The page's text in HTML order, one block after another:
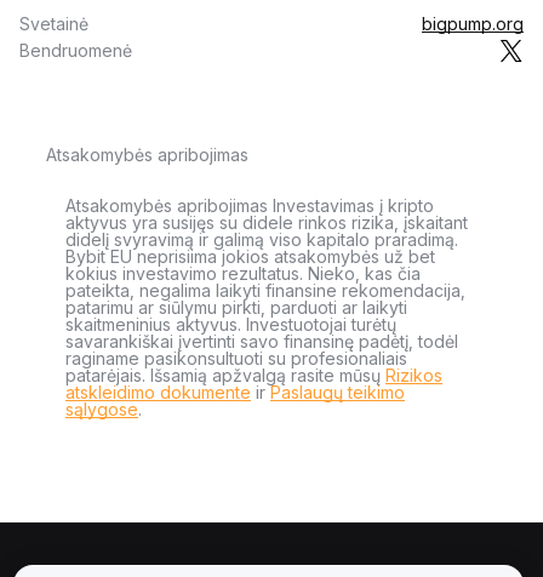
Svetainė
bigpump.org
Bendruomenė
Atsakomybės apribojimas
Atsakomybės apribojimas Investavimas į kripto
aktyvus yra susijęs su didele rinkos rizika, įskaitant
didelį svyravimą ir galimą viso kapitalo praradimą.
Bybit EU neprisiima jokios atsakomybės už bet
kokius investavimo rezultatus. Nieko, kas čia
pateikta, negalima laikyti finansine rekomendacija,
patarimu ar siūlymu pirkti, parduoti ar laikyti
skaitmeninius aktyvus. Investuotojai turėtų
savarankiškai įvertinti savo finansinę padėtį, todėl
raginame pasikonsultuoti su profesionaliais
patarėjais. Išsamią apžvalgą rasite mūsų Rizikos
atskleidimo dokumente irPaslaugų teikimo
sąlygose.